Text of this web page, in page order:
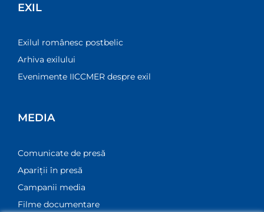
EXIL
Exilul românesc postbelic
Arhiva exilului
Evenimente IICCMER despre exil
MEDIA
Comunicate de presă
Apariții în presă
Campanii media
Filme documentare